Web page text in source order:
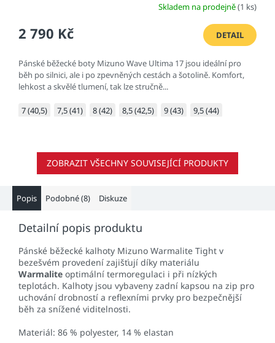
Skladem na prodejně(1 ks)
2 790 Kč DETAIL
Pánské běžecké boty Mizuno Wave Ultima 17 jsou ideální pro
běh po silnici, ale i po zpevněných cestách a šotolině. Komfort,
lehkost a skvělé tlumení, tak lze stručně...
7 (40,5) 7,5 (41) 8 (42) 8,5 (42,5) 9 (43) 9,5 (44)
ZOBRAZIT VŠECHNY SOUVISEJÍCÍ PRODUKTY
Popis Podobné (8) Diskuze
Detailní popis produktu
Pánské běžecké kalhoty Mizuno Warmalite Tight v
bezešvém provedení zajišťují díky materiálu
Warmalite optimální termoregulaci i při nízkých
teplotách. Kalhoty jsou vybaveny zadní kapsou na zip pro
uchování drobností a reflexními prvky pro bezpečnější
běh za snížené viditelnosti.
Materiál: 86 % polyester, 14 % elastan